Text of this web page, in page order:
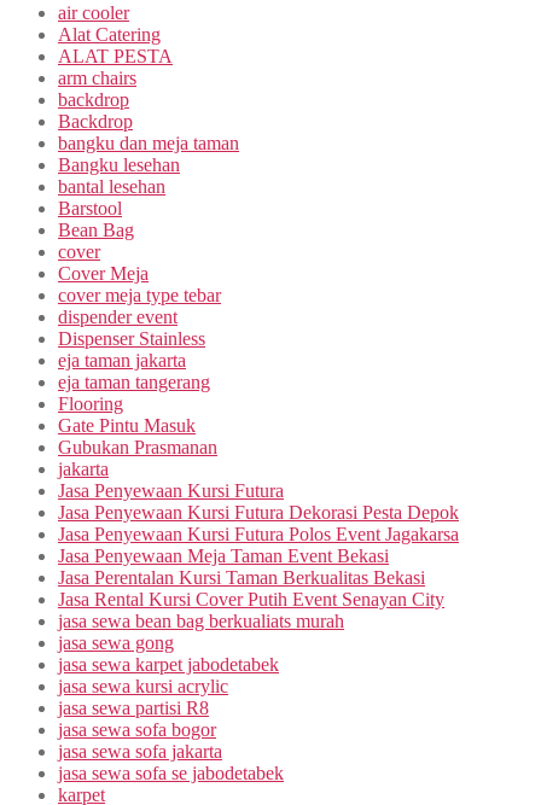
air cooler
Alat Catering
ALAT PESTA
arm chairs
backdrop
Backdrop
bangku dan meja taman
Bangku lesehan
bantal lesehan
Barstool
Bean Bag
cover
Cover Meja
cover meja type tebar
dispender event
Dispenser Stainless
eja taman jakarta
eja taman tangerang
Flooring
Gate Pintu Masuk
Gubukan Prasmanan
jakarta
Jasa Penyewaan Kursi Futura
Jasa Penyewaan Kursi Futura Dekorasi Pesta Depok
Jasa Penyewaan Kursi Futura Polos Event Jagakarsa
Jasa Penyewaan Meja Taman Event Bekasi
Jasa Perentalan Kursi Taman Berkualitas Bekasi
Jasa Rental Kursi Cover Putih Event Senayan City
jasa sewa bean bag berkualiats murah
jasa sewa gong
jasa sewa karpet jabodetabek
jasa sewa kursi acrylic
jasa sewa partisi R8
jasa sewa sofa bogor
jasa sewa sofa jakarta
jasa sewa sofa se jabodetabek
karpet